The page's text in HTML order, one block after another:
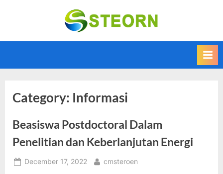
Informasi
Terkini dan
Informasi teknologi
terbaru dan
Category: Informasi
Beasiswa Postdoctoral Dalam
Penelitian dan Keberlanjutan Energi
Posted
December 17, 2022 By
cmsteroen